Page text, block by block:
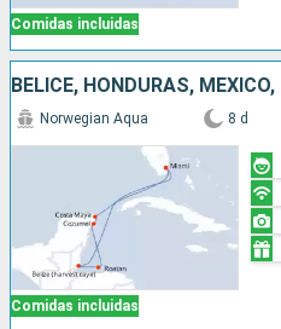
Comidas incluidas
Comidas incluidas
Norwegian Aqua 8 d